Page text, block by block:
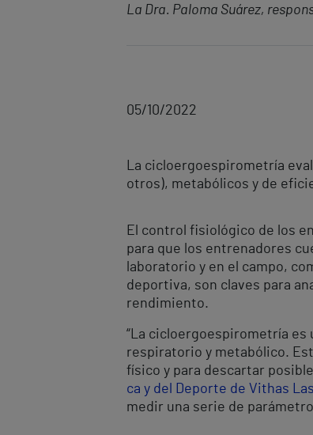
La Dra. Paloma Suárez,
05/10/2022
La cicloergoespirometría
otros), metabólicos y de
El control fisiológico de los
para que los entrenadores
laboratorio y en el campo,
deportiva, son claves para
rendimiento.
“La cicloergoespirometría es
respiratorio y metabólico.
físico y para descartar
ca y del Deporte de Vithas
medir una serie de